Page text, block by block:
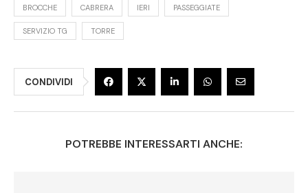
BROCCHE CABRERA IERI PASSEGGIATE
SERVIZIO TG TORRE
CONDIVIDI
POTREBBE INTERESSARTI ANCHE: